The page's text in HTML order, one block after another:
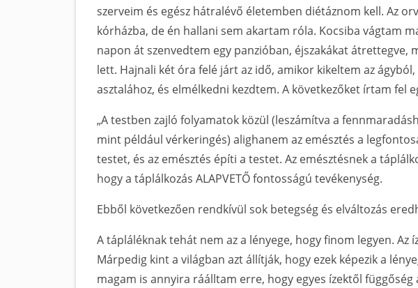
szerveim és egész hátralévő életemben diétáznom kell. Az
kórházba, de én hallani sem akartam róla. Kocsiba vágtam
napon át szenvedtem egy panzióban, éjszakákat átrettegve,
lett. Hajnali két óra felé járt az idő, amikor kikeltem az
asztalához, és elmélkedni kezdtem. A következőket írtam fel
„A testben zajló folyamatok közül (leszámítva a
mint például vérkeringés) alighanem az emésztés a
testet, és az emésztés építi a testet. Az emésztésnek a
hogy a táplálkozás ALAPVETŐ fontosságú tevékenység.
Ebből következően rendkívül sok betegség és elváltozás
A tápláléknak tehát nem az a lényege, hogy finom legyen. Az
Márpedig kint a világban azt állítják, hogy ezek képezik a
magam is annyira ráálltam erre, hogy egyes ízektől függőség